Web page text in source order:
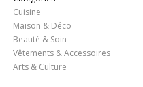
Cuisine
Maison & Déco
Beauté & Soin
Vêtements & Accessoires
Arts & Culture